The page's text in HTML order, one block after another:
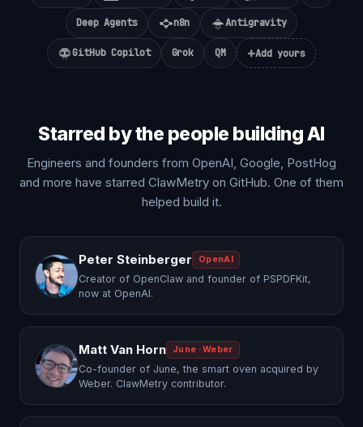
Deep Agents n8n Antigravity
GitHub Copilot Grok QM +Add yours
Starred by the people building AI
Engineers and founders from OpenAI, Google, PostHog
and more have starred ClawMetry on GitHub. One of them
helped build it.
Peter Steinberger OpenAI
Creator of OpenClaw and founder of PSPDFKit,
now at OpenAI.
Matt Van Horn June · Weber
Co-founder of June, the smart oven acquired by
Weber. ClawMetry contributor.